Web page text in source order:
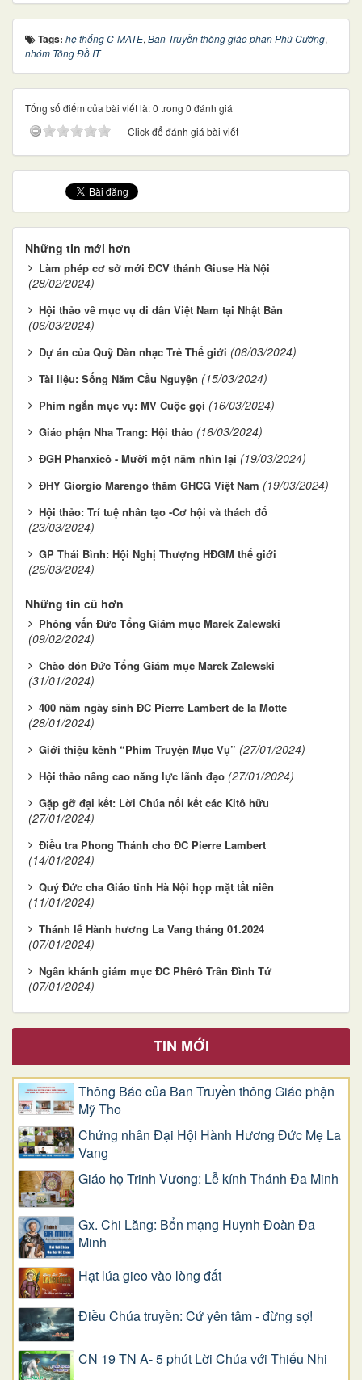
Tags: hệ thống C-MATE, Ban Truyền thông giáo phận Phú Cường,
nhóm Tông Đồ IT
Tổng số điểm của bài viết là: 0 trong 0 đánh giá
Click để đánh giá bài viết
Những tin mới hơn
Làm phép cơ sở mới ĐCV thánh Giuse Hà Nội
(28/02/2024)
Hội thảo về mục vụ di dân Việt Nam tại Nhật Bản
(06/03/2024)
Dự án của Quỹ Dàn nhạc Trẻ Thế giới (06/03/2024)
Tài liệu: Sống Năm Cầu Nguyện (15/03/2024)
Phim ngắn mục vụ: MV Cuộc gọi (16/03/2024)
Giáo phận Nha Trang: Hội thảo (16/03/2024)
ĐGH Phanxicô - Mười một năm nhìn lại (19/03/2024)
ĐHY Giorgio Marengo thăm GHCG Việt Nam (19/03/2024)
Hội thảo: Trí tuệ nhân tạo -Cơ hội và thách đố
(23/03/2024)
GP Thái Bình: Hội Nghị Thượng HĐGM thế giới
(26/03/2024)
Những tin cũ hơn
Phỏng vấn Đức Tổng Giám mục Marek Zalewski
(09/02/2024)
Chào đón Đức Tổng Giám mục Marek Zalewski
(31/01/2024)
400 năm ngày sinh ĐC Pierre Lambert de la Motte
(28/01/2024)
Giới thiệu kênh “Phim Truyện Mục Vụ” (27/01/2024)
Hội thảo nâng cao năng lực lãnh đạo (27/01/2024)
Gặp gỡ đại kết: Lời Chúa nối kết các Kitô hữu
(27/01/2024)
Điều tra Phong Thánh cho ĐC Pierre Lambert
(14/01/2024)
Quý Đức cha Giáo tỉnh Hà Nội họp mặt tất niên
(11/01/2024)
Thánh lễ Hành hương La Vang tháng 01.2024
(07/01/2024)
Ngân khánh giám mục ĐC Phêrô Trần Đình Tứ
(07/01/2024)
TIN MỚI
Thông Báo của Ban Truyền thông Giáo phận
Mỹ Tho
Chứng nhân Đại Hội Hành Hương Đức Mẹ La
Vang
Giáo họ Trinh Vương: Lễ kính Thánh Đa Minh
Gx. Chi Lăng: Bổn mạng Huynh Đoàn Đa
Minh
Hạt lúa gieo vào lòng đất
Điều Chúa truyền: Cứ yên tâm - đừng sợ!
CN 19 TN A- 5 phút Lời Chúa với Thiếu Nhi